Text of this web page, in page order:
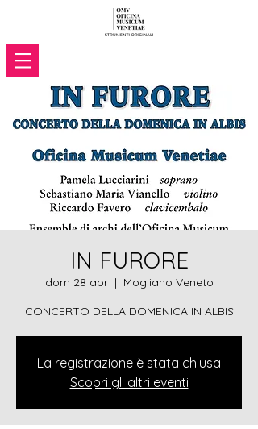
IN FURORE
dom 28 apr
  |
Mogliano Veneto
CONCERTO DELLA DOMENICA IN ALBIS
La registrazione è stata chiusa
Scopri gli altri eventi